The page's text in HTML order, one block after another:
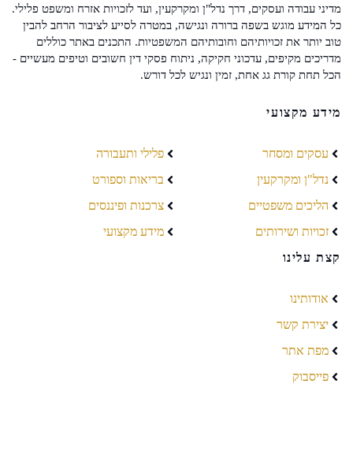
מדיני עבודה ועסקים, דרך נדל"ן ומקרקעין, ועד לזכויות אזרח ומשפט פלילי.
כל המידע מוגש בשפה ברורה ונגישה, במטרה לסייע לציבור הרחב להבין
טוב יותר את זכויותיהם וחובותיהם המשפטיות. התכנים באתר כוללים
מדריכים מקיפים, עדכוני חקיקה, ניתוח פסקי דין חשובים וטיפים מעשיים -
הכל תחת קורת גג אחת, זמין ונגיש לכל דורש.
מידע מקצועי
עסקים ומסחר
נדל"ן ומקרקעין
הליכים משפטיים
זכויות ושירותים
פלילי ותעבורה
בריאות וספורט
צרכנות ופיננסים
מידע מקצועי
קצת עלינו
אודותינו
יצירת קשר
מפת אתר
פייסבוק